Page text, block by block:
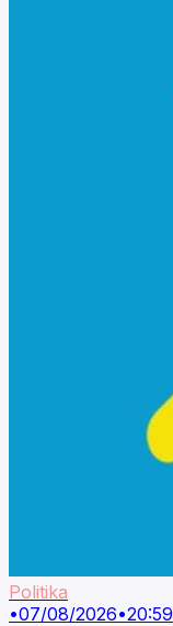
Politika
•07/08/2026•20:59